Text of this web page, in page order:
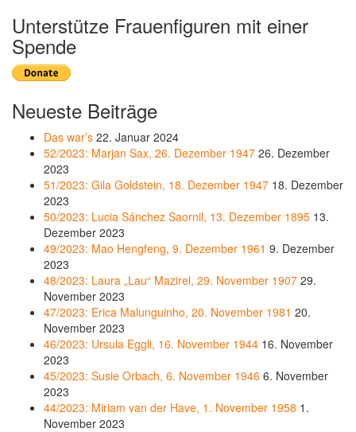
Unterstütze Frauenfiguren mit einer
Spende
Neueste Beiträge
Das war’s 22. Januar 2024
52/2023: Marjan Sax, 26. Dezember 1947 26. Dezember
2023
51/2023: Gila Goldstein, 18. Dezember 1947 18. Dezember
2023
50/2023: Lucia Sánchez Saornil, 13. Dezember 1895 13.
Dezember 2023
49/2023: Mao Hengfeng, 9. Dezember 1961 9. Dezember
2023
48/2023: Laura „Lau“ Mazirel, 29. November 1907 29.
November 2023
47/2023: Erica Malunguinho, 20. November 1981 20.
November 2023
46/2023: Ursula Eggli, 16. November 1944 16. November
2023
45/2023: Susie Orbach, 6. November 1946 6. November
2023
44/2023: Miriam van der Have, 1. November 1958 1.
November 2023